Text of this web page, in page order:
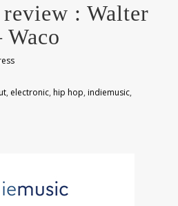
: Walter
, electronic, hip hop, indiemusic,